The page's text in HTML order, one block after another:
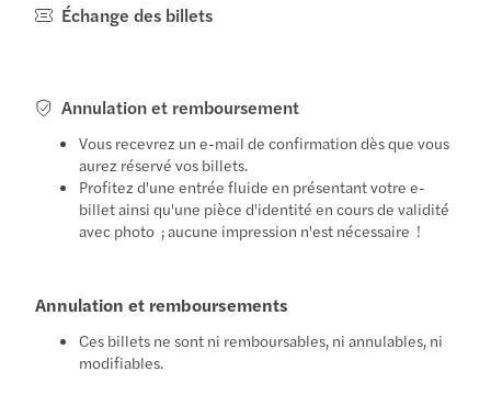
Échange des billets
Annulation et remboursement
Vous recevrez un e-mail de confirmation dès que vous
aurez réservé vos billets.
Profitez d'une entrée fluide en présentant votre e-
billet ainsi qu'une pièce d'identité en cours de validité
avec photo ; aucune impression n'est nécessaire !
Annulation et remboursements
Ces billets ne sont ni remboursables, ni annulables, ni
modifiables.